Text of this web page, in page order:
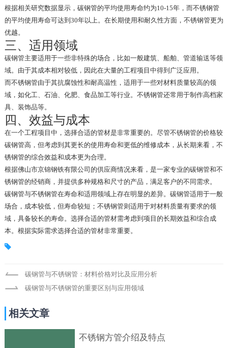
根据相关研究数据显示，碳钢管的平均使用寿命约为10-15年，而不锈钢管
的平均使用寿命可达到30年以上。在长期使用和耐久性方面，不锈钢管更为
优越。
三、适用领域
碳钢管主要适用于一些非特殊的场合，比如一般建筑、船舶、管道输送等领
域。由于其成本相对较低，因此在大量的工程项目中得到广泛应用。
而不锈钢管由于其抗腐蚀性和耐高温性，适用于一些对材料质量较高的领
域，如化工、石油、化肥、食品加工等行业。不锈钢管还常用于制作高档家
具、装饰品等。
四、效益与成本
在一个工程项目中，选择合适的管材是非常重要的。尽管不锈钢管的价格较
碳钢管高，但考虑到其更长的使用寿命和更低的维修成本，从长期来看，不
锈钢管的综合效益和成本更为合理。
根据佛山市京锦钢铁有限公司的供应商情况来看，是一家专业的碳钢管和不
锈钢管的经销商，并提供多种规格和尺寸的产品，满足客户的不同需求。
碳钢管与不锈钢管在寿命和适用领域上存在明显的差异。碳钢管适用于一般
场合，成本较低，但寿命较短；不锈钢管则适用于对材料质量有要求的领
域，具备较长的寿命。选择合适的管材需考虑到项目的长期效益和综合成
本。根据实际需求选择合适的管材非常重要。
碳钢管与不锈钢管：材料价格对比及应用分析
碳钢管与不锈钢管的重要区别与应用领域
相关文章
不锈钢方管介绍及特点